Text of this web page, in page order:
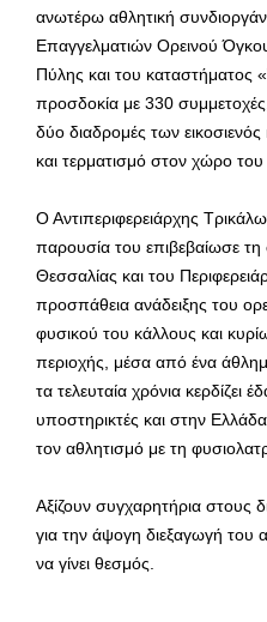
ανωτέρω αθλητική
Επαγγελματιών Ορεινού
Πύλης και του καταστήματος
προσδοκία με 330
δύο διαδρομές των εικοσιενός
και τερματισμό στον χώρο
Ο Αντιπεριφερειάρχης
παρουσία του επιβεβαίωσε τη
Θεσσαλίας και του
προσπάθεια ανάδειξης του
φυσικού του κάλλους και
περιοχής, μέσα από ένα
τα τελευταία χρόνια κερδίζει
υποστηρικτές και στην
τον αθλητισμό με τη
Αξίζουν συγχαρητήρια στους
για την άψογη διεξαγωγή του
να γίνει θεσμός.